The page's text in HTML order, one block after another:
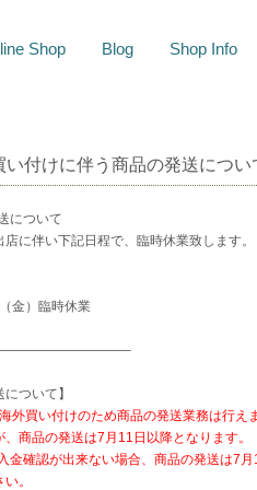
Shop Blog Shop Info
い付けに伴う商品の発送につい
に伴い下記日程で、臨時休業致します。
金）臨時休業
ついて】
外買い付けのため商品の発送業務は行え
商品の発送は7月11日以降となります。
金確認が出来ない場合、商品の発送は7月
。